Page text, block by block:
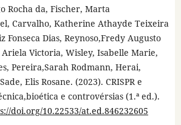
Rocha da, Fischer, Marta
Carvalho, Katherine Athayde Teixeira
Fonseca Dias, Reynoso,Fredy Augusto
Victoria, Wisley, Isabelle Marie,
Pereira,Sarah Rodmann, Herai,
Elis Rosane. (2023). CRISPR e
e controvérsias (1.ª ed.).
doi.org/10.22533/at.ed.846232605